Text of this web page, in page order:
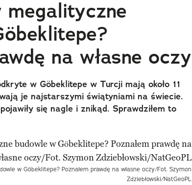
megalityczne
na własne oczy
w Göbeklitepe w Turcji mają około 11
je najstarszymi świątyniami na świecie.
się nagle i znikąd. Sprawdziłem to
w Göbeklitepe? Poznałem prawdę na własne oczy/Fot. Szymon
Zdziebłowski/NatGeoPL